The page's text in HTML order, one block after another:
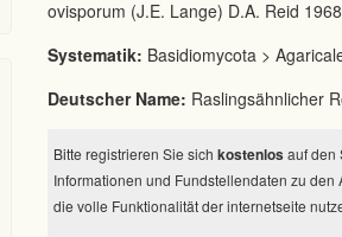
ovisporum (J.E. Lange) D.A. Reid 1968
Systematik: Basidiomycota >
Deutscher Name: Raslingsähnlicher
Bitte registrieren Sie sich kostenlos auf den
Informationen und Fundstellendaten zu den
die volle Funktionalität der internetseite